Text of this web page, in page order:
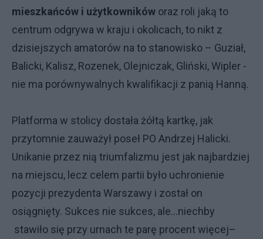
mieszkańców i użytkowników oraz roli jaką to
centrum odgrywa w kraju i okolicach, to nikt z
dzisiejszych amatorów na to stanowisko – Guział,
Balicki, Kalisz, Rozenek, Olejniczak, Gliński, Wipler -
nie ma porównywalnych kwalifikacji z panią Hanną.
Platforma w stolicy dostała żółtą kartkę, jak
przytomnie zauważył poseł PO Andrzej Halicki.
Unikanie przez nią triumfalizmu jest jak najbardziej
na miejscu, lecz celem partii było uchronienie
pozycji prezydenta Warszawy i został on
osiągnięty. Sukces nie sukces, ale…niechby
stawiło się przy urnach te parę procent więcej–